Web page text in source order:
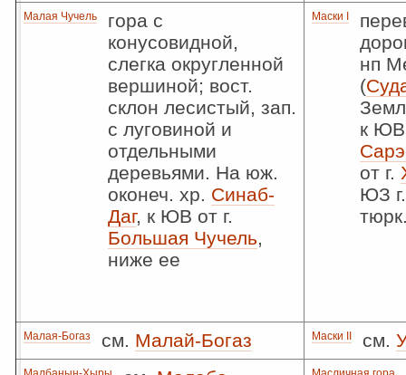
Малая Чучель
гора с
конусовидной,
слегка округленной
вершиной; вост.
склон лесистый, зап.
с луговиной и
отдельными
деревьями. На юж.
оконеч. хр. Синаб-
Даг, к ЮВ от г.
Большая Чучель,
ниже ее
Маски I
нп
(
к ЮВ
от г.
ЮЗ
Малая-Богаз см. Малай-Богаз Маски II см.